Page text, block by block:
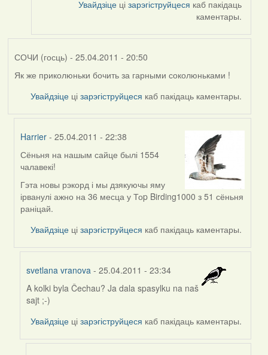
Увайдзіце цізарэгіструйцеся каб пакідаць
каментары.
СОЧИ (госць) - 25.04.2011 - 20:50
Як же приколюньки бочить за гарными соколюньками !
Увайдзіце цізарэгіструйцеся каб пакідаць каментары.
Harrier - 25.04.2011 - 22:38
In
reply
to
by
СОЧИ
Сёньня на нашым сайце былі 1554
чалавекі!
Гэта новы рэкорд і мы дзякуючы яму
ірванулі ажно на 36 месца у Тоp Birding1000 з 51 сёньня
раніцай.
Увайдзіце цізарэгіструйцеся каб пакідаць каментары.
svetlana vranova - 25.04.2011 - 23:34
In
reply
to
Harrier
A kolki byla Čechau? Ja dala spasylku na naš
sajt ;-)
Увайдзіце цізарэгіструйцеся каб пакідаць каментары.